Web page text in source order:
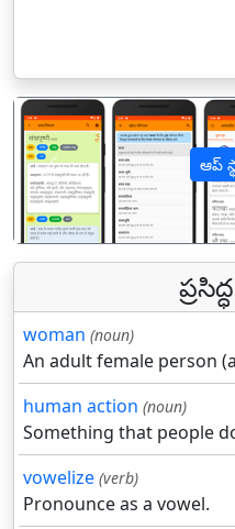
ఆప్
पिछला
woman (noun)
An adult female person
human action (noun)
Something that people
vowelize (verb)
Pronounce as a vowel.